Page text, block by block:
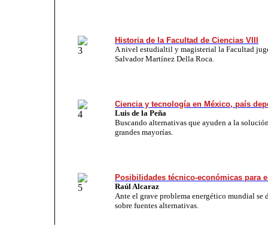
Historia de la Facultad de Ciencias VIII
A nivel estudialtil y magisterial la Facultad
Salvador Martínez Della Roca.
Ciencia y tecnología en México, país
Luis de la Peña
Buscando alternativas que ayuden a la
grandes mayorías.
Posibilidades técnico-económicas para
Raúl Alcaraz
Ante el grave problema energético mundial
sobre fuentes alternativas.